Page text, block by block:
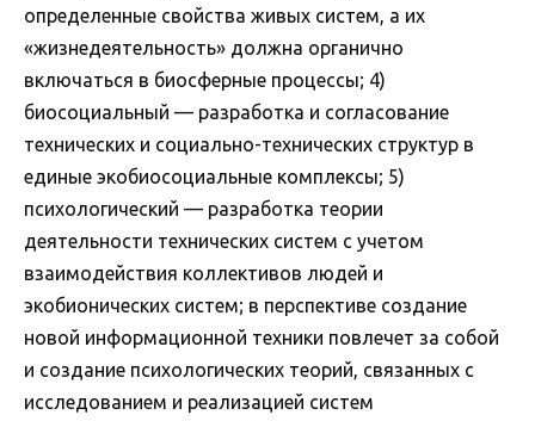
определенные свойства живых систем, а их
«жизнедеятельность» должна органично
включаться в биосферные процессы; 4)
биосоциальный — разработка и согласование
технических и социально-технических структур в
единые экобиосоциальные комплексы; 5)
психологический — разработка теории
деятельности технических систем с учетом
взаимодействия коллективов людей и
экобионических систем; в перспективе создание
новой информационной техники повлечет за собой
и создание психологических теорий, связанных с
исследованием и реализацией систем